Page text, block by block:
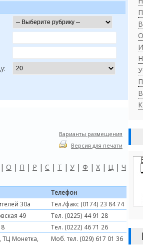
Варианты размещения
Версия для печати
| О | П | Р | С | Т | У | Ф | Х | Ц | Ч
Телефон
30а
Тел./факс (0174) 23 84 74
49
Тел. (0225) 44 91 28
Тел. (0222) 46 71 26
ТЦ Монетка,
Моб. тел. (029) 617 01 36